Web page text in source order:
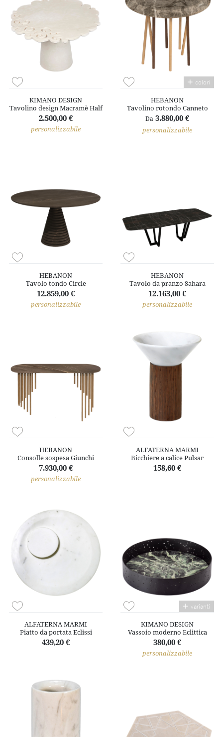
KIMANO DESIGN
Tavolino design Macramè Half
2.500,00 €
personalizzabile
colori
HEBANON
Tavolino rotondo Canneto
Da 3.880,00 €
personalizzabile
HEBANON
Tavolo tondo Circle
12.859,00 €
personalizzabile
HEBANON
Tavolo da pranzo Sahara
12.163,00 €
personalizzabile
HEBANON
Consolle sospesa Giunchi
7.930,00 €
personalizzabile
ALFATERNA MARMI
Bicchiere a calice Pulsar
158,60 €
ALFATERNA MARMI
Piatto da portata Eclissi
439,20 €
varianti
KIMANO DESIGN
Vassoio moderno Eclittica
380,00 €
personalizzabile